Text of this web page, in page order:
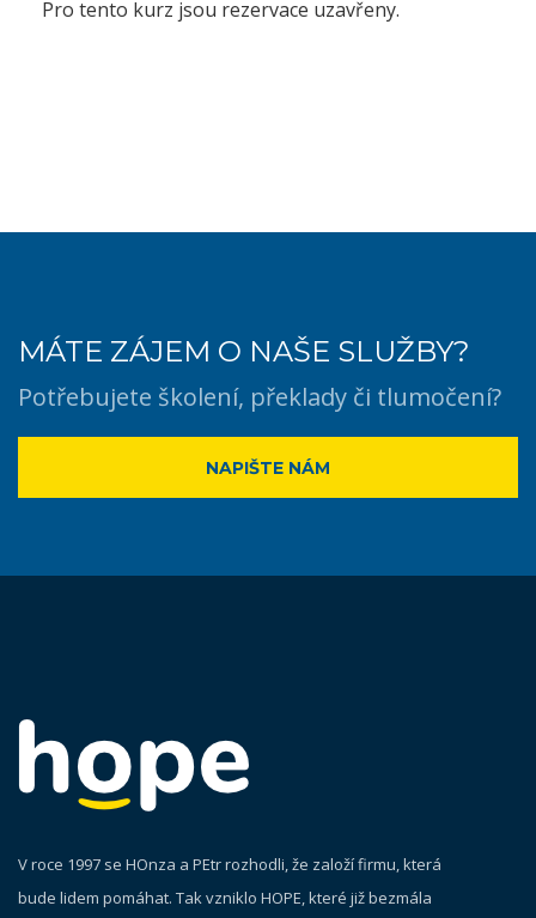
Pro tento kurz jsou rezervace uzavřeny.
MÁTE ZÁJEM O NAŠE SLUŽBY?
Potřebujete školení, překlady či tlumočení?
NAPIŠTE NÁM
V roce 1997 se HOnza a PEtr rozhodli, že založí firmu, která
bude lidem pomáhat. Tak vzniklo HOPE, které již bezmála